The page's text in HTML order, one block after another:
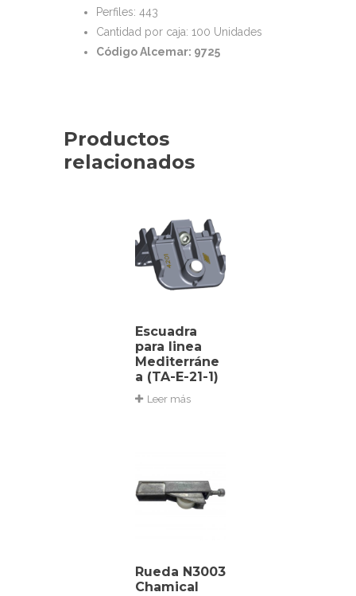
Perfiles: 443
Cantidad por caja: 100 Unidades
Código Alcemar: 9725
Productos
relacionados
Escuadra
para linea
Mediterráne
a (TA-E-21-1)
Leer más
Rueda N3003
Chamical